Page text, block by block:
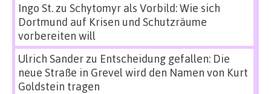
Ingo St.zu Schytomyr als Vorbild: Wie sich
Dortmund auf Krisen und Schutzräume
vorbereiten will
Ulrich Sanderzu Entscheidung gefallen: Die
neue Straße in Grevel wird den Namen von Kurt
Goldstein tragen